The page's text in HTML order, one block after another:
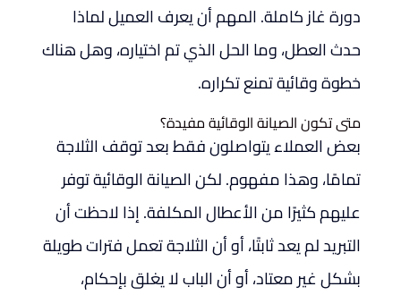
دورة غاز كاملة. المهم أن يعرف العميل لماذا
حدث العطل، وما الحل الذي تم اختياره، وهل هناك
خطوة وقائية تمنع تكراره.
متى تكون الصيانة الوقائية مفيدة؟
بعض العملاء يتواصلون فقط بعد توقف الثلاجة
تمامًا، وهذا مفهوم. لكن الصيانة الوقائية توفر
عليهم كثيرًا من الأعطال المكلفة. إذا لاحظت أن
التبريد لم يعد ثابتًا، أو أن الثلاجة تعمل فترات طويلة
بشكل غير معتاد، أو أن الباب لا يغلق بإحكام،